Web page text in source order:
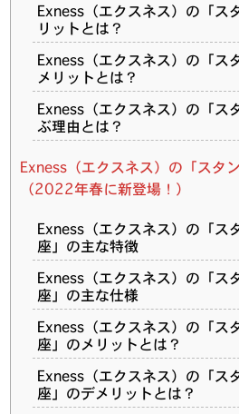
Exness（エクスネス）の「ス
リットとは？
Exness（エクスネス）の「ス
メリットとは？
Exness（エクスネス）の「ス
ぶ理由とは？
Exness（エクスネス）の「スタ
（2022年春に新登場！）
Exness（エクスネス）の「ス
座」の主な特徴
Exness（エクスネス）の「ス
座」の主な仕様
Exness（エクスネス）の「ス
座」のメリットとは？
Exness（エクスネス）の「ス
座」のデメリットとは？